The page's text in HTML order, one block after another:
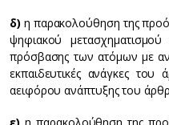
δ) η παρακολούθηση της
ψηφιακού
πρόσβασης των ατόμων με
εκπαιδευτικές ανάγκες του
αειφόρου ανάπτυξης του